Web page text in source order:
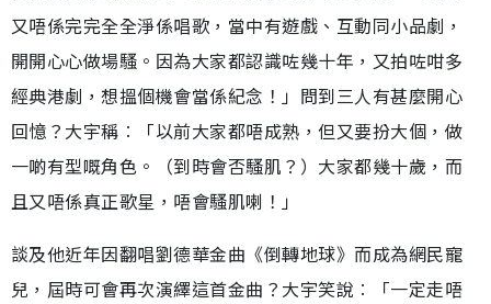
又唔係完完全全淨係唱歌，當中有遊戲、互動同小品劇，
開開心心做場騷。因為大家都認識咗幾十年，又拍咗咁多
經典港劇，想搵個機會當係紀念！」問到三人有甚麼開心
回憶？大宇稱︰「以前大家都唔成熟，但又要扮大個，做
一啲有型嘅角色。（到時會否騷肌？）大家都幾十歲，而
且又唔係真正歌星，唔會騷肌喇！」
談及他近年因翻唱劉德華金曲《倒轉地球》而成為網民寵
兒，屆時可會再次演繹這首金曲？大宇笑說︰「一定走唔